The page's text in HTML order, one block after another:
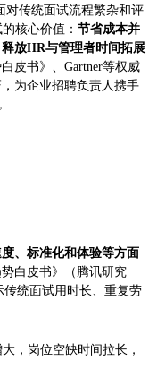
对传统面试流程繁杂和评
核心价值： 节省成本并
放HR与管理者时间拓展
皮书》、Gartner等权威
为企业招聘负责人携手
、标准化和体验等方面
白皮书》（腾讯研究
传统面试用时长、重复劳
，岗位空缺时间拉长，